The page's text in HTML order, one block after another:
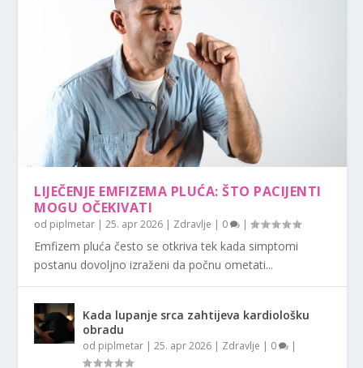
LIJEČENJE EMFIZEMA PLUĆA: ŠTO PACIJENTI
MOGU OČEKIVATI
od piplmetar |25. apr 2026 | Zdravlje | 0 |
Emfizem pluća često se otkriva tek kada simptomi
postanu dovoljno izraženi da počnu ometati...
Kada lupanje srca zahtijeva kardiološku
obradu
od piplmetar |25. apr 2026 | Zdravlje | 0 |